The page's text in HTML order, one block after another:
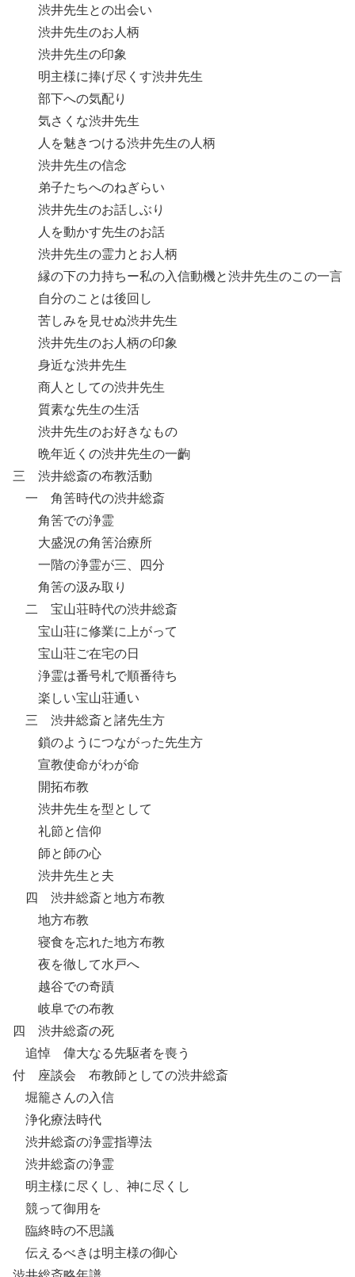
渋井先生との出会い
渋井先生のお人柄
渋井先生の印象
明主様に捧げ尽くす渋井先生
部下への気配り
気さくな渋井先生
人を魅きつける渋井先生の人柄
渋井先生の信念
弟子たちへのねぎらい
渋井先生のお話しぶり
人を動かす先生のお話
渋井先生の霊力とお人柄
縁の下の力持ちー私の入信動機と渋井先生のこの一言
自分のことは後回し
苦しみを見せぬ渋井先生
渋井先生のお人柄の印象
身近な渋井先生
商人としての渋井先生
質素な先生の生活
渋井先生のお好きなもの
晩年近くの渋井先生の一齣
三 渋井総斎の布教活動
一 角筈時代の渋井総斎
角筈での浄霊
大盛況の角筈治療所
一階の浄霊が三、四分
角筈の汲み取り
二 宝山荘時代の渋井総斎
宝山荘に修業に上がって
宝山荘ご在宅の日
浄霊は番号札で順番待ち
楽しい宝山荘通い
三 渋井総斎と諸先生方
鎖のようにつながった先生方
宣教使命がわが命
開拓布教
渋井先生を型として
礼節と信仰
師と師の心
渋井先生と夫
四 渋井総斎と地方布教
地方布教
寝食を忘れた地方布教
夜を徹して水戸へ
越谷での奇蹟
岐阜での布教
四 渋井総斎の死
追悼 偉大なる先駆者を喪う
付 座談会 布教師としての渋井総斎
堀籠さんの入信
浄化療法時代
渋井総斎の浄霊指導法
渋井総斎の浄霊
明主様に尽くし、神に尽くし
競って御用を
臨終時の不思議
伝えるべきは明主様の御心